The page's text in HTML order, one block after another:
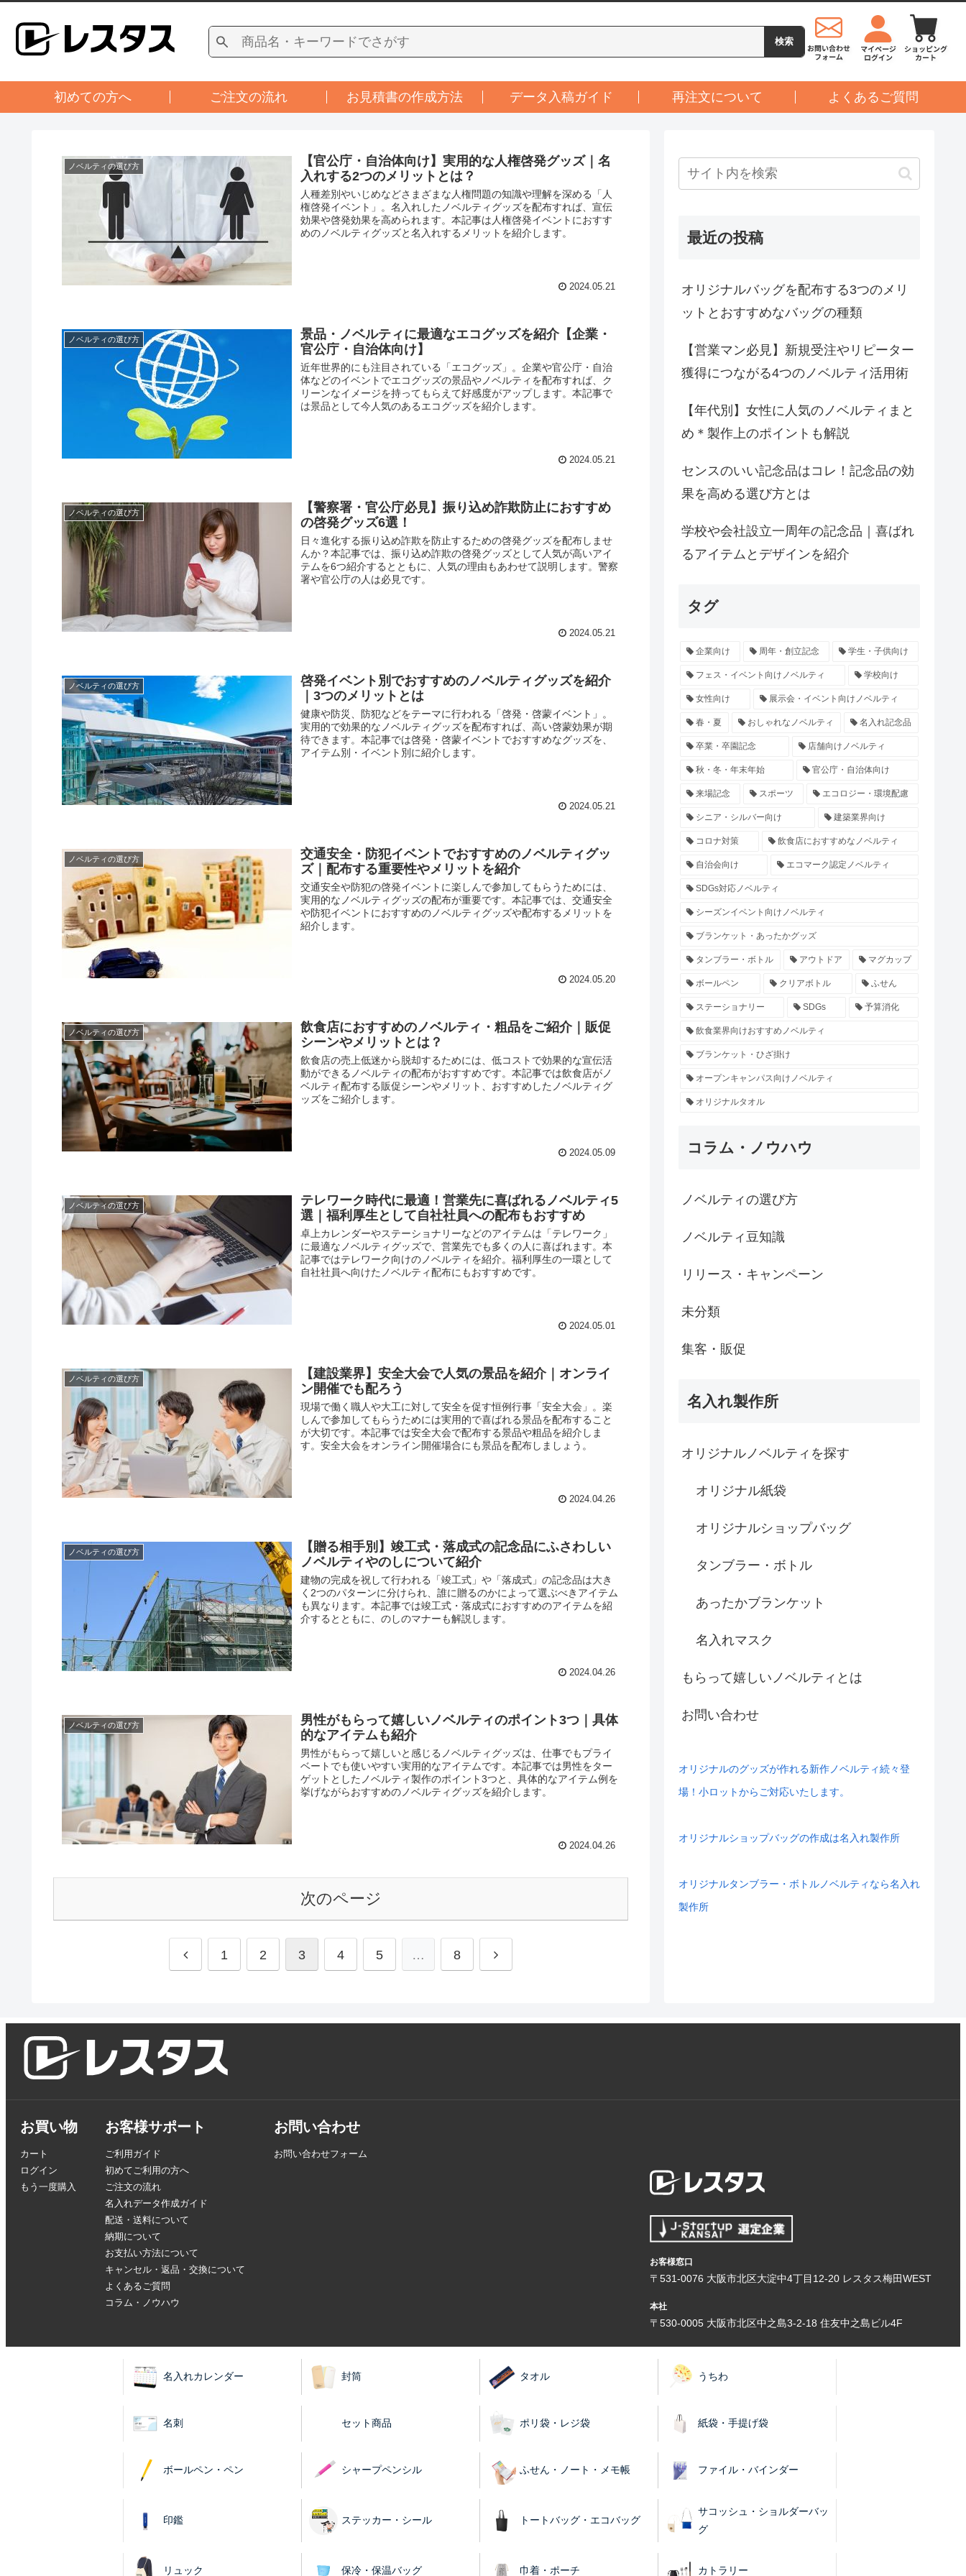
初めての方へ ご注文の流れ お見積書の作成方法 データ入稿ガイド 再注文について よくあるご質問
ノベルティの選び方
【官公庁・自治体向け】実用的な人権啓発グッズ｜名
入れする2つのメリットとは？
人種差別やいじめなどさまざまな人権問題の知識や理解を深める「人
権啓発イベント」。名入れしたノベルティグッズを配布すれば、宣伝
効果や啓発効果を高められます。本記事は人権啓発イベントにおすす
めのノベルティグッズと名入れするメリットを紹介します。
2024.05.21
ノベルティの選び方
景品・ノベルティに最適なエコグッズを紹介【企業・
官公庁・自治体向け】
近年世界的にも注目されている「エコグッズ」。企業や官公庁・自治
体などのイベントでエコグッズの景品やノベルティを配布すれば、ク
リーンなイメージを持ってもらえて好感度がアップします。本記事で
は景品として今人気のあるエコグッズを紹介します。
2024.05.21
ノベルティの選び方
【警察署・官公庁必見】振り込め詐欺防止におすすめ
の啓発グッズ6選！
日々進化する振り込め詐欺を防止するための啓発グッズを配布しませ
んか？本記事では、振り込め詐欺の啓発グッズとして人気が高いアイ
テムを6つ紹介するとともに、人気の理由もあわせて説明します。警察
署や官公庁の人は必見です。
2024.05.21
ノベルティの選び方
啓発イベント別でおすすめのノベルティグッズを紹介
｜3つのメリットとは
健康や防災、防犯などをテーマに行われる「啓発・啓蒙イベント」。
実用的で効果的なノベルティグッズを配布すれば、高い啓蒙効果が期
待できます。本記事では啓発・啓蒙イベントでおすすめなグッズを、
アイテム別・イベント別に紹介します。
2024.05.21
ノベルティの選び方
交通安全・防犯イベントでおすすめのノベルティグッ
ズ｜配布する重要性やメリットを紹介
交通安全や防犯の啓発イベントに楽しんで参加してもらうためには、
実用的なノベルティグッズの配布が重要です。本記事では、交通安全
や防犯イベントにおすすめのノベルティグッズや配布するメリットを
紹介します。
2024.05.20
ノベルティの選び方
飲食店におすすめのノベルティ・粗品をご紹介｜販促
シーンやメリットとは？
飲食店の売上低迷から脱却するためには、低コストで効果的な宣伝活
動ができるノベルティの配布がおすすめです。本記事では飲食店がノ
ベルティ配布する販促シーンやメリット、おすすめしたノベルティグ
ッズをご紹介します。
2024.05.09
ノベルティの選び方
テレワーク時代に最適！営業先に喜ばれるノベルティ5
選｜福利厚生として自社社員への配布もおすすめ
卓上カレンダーやステーショナリーなどのアイテムは「テレワーク」
に最適なノベルティグッズで、営業先でも多くの人に喜ばれます。本
記事ではテレワーク向けのノベルティを紹介。福利厚生の一環として
自社社員へ向けたノベルティ配布にもおすすめです。
2024.05.01
ノベルティの選び方
【建設業界】安全大会で人気の景品を紹介｜オンライ
ン開催でも配ろう
現場で働く職人や大工に対して安全を促す恒例行事「安全大会」。楽
しんで参加してもらうためには実用的で喜ばれる景品を配布すること
が大切です。本記事では安全大会で配布する景品や粗品を紹介しま
す。安全大会をオンライン開催場合にも景品を配布しましょう。
2024.04.26
ノベルティの選び方
【贈る相手別】竣工式・落成式の記念品にふさわしい
ノベルティやのしについて紹介
建物の完成を祝して行われる「竣工式」や「落成式」の記念品は大き
く2つのパターンに分けられ、誰に贈るのかによって選ぶべきアイテム
も異なります。本記事では竣工式・落成式におすすめのアイテムを紹
介するとともに、のしのマナーも解説します。
2024.04.26
ノベルティの選び方
男性がもらって嬉しいノベルティのポイント3つ｜具体
的なアイテムも紹介
男性がもらって嬉しいと感じるノベルティグッズは、仕事でもプライ
ベートでも使いやすい実用的なアイテムです。本記事では男性をター
ゲットとしたノベルティ製作のポイント3つと、具体的なアイテム例を
挙げながらおすすめのノベルティグッズを紹介します。
2024.04.26
次のページ
1 2 3 4 5 … 8
最近の投稿
オリジナルバッグを配布する3つのメリ
ットとおすすめなバッグの種類
【営業マン必見】新規受注やリピーター
獲得につながる4つのノベルティ活用術
【年代別】女性に人気のノベルティまと
め＊製作上のポイントも解説
センスのいい記念品はコレ！記念品の効
果を高める選び方とは
学校や会社設立一周年の記念品｜喜ばれ
るアイテムとデザインを紹介
タグ
企業向け 周年・創立記念 学生・子供向け
フェス・イベント向けノベルティ 学校向け
女性向け 展示会・イベント向けノベルティ
春・夏 おしゃれなノベルティ 名入れ記念品
卒業・卒園記念 店舗向けノベルティ
秋・冬・年末年始 官公庁・自治体向け
来場記念 スポーツ エコロジー・環境配慮
シニア・シルバー向け 建築業界向け
コロナ対策 飲食店におすすめなノベルティ
自治会向け エコマーク認定ノベルティ
SDGs対応ノベルティ
シーズンイベント向けノベルティ
ブランケット・あったかグッズ
タンブラー・ボトル アウトドア マグカップ
ボールペン クリアボトル ふせん
ステーショナリー SDGs 予算消化
飲食業界向けおすすめノベルティ
ブランケット・ひざ掛け
オープンキャンパス向けノベルティ
オリジナルタオル
コラム・ノウハウ
ノベルティの選び方
ノベルティ豆知識
リリース・キャンペーン
未分類
集客・販促
名入れ製作所
オリジナルノベルティを探す
オリジナル紙袋
オリジナルショップバッグ
タンブラー・ボトル
あったかブランケット
名入れマスク
もらって嬉しいノベルティとは
お問い合わせ
オリジナルのグッズが作れる新作ノベルティ続々登
場！小ロットからご対応いたします。
オリジナルショップバッグの作成は名入れ製作所
オリジナルタンブラー・ボトルノベルティなら名入れ
製作所
お買い物
カート
ログイン
もう一度購入
お客様サポート
ご利用ガイド
初めてご利用の方へ
ご注文の流れ
名入れデータ作成ガイド
配送・送料について
納期について
お支払い方法について
キャンセル・返品・交換について
よくあるご質問
コラム・ノウハウ
お問い合わせ
お問い合わせフォーム
お客様窓口
〒531-0076 大阪市北区大淀中4丁目12-20 レスタス梅田WEST
本社
〒530-0005 大阪市北区中之島3-2-18 住友中之島ビル4F
名入れカレンダー 封筒 タオル うちわ
名刺 セット商品 ポリ袋・レジ袋 紙袋・手提げ袋
ボールペン・ペン シャープペンシル ふせん・ノート・メモ帳 ファイル・バインダー
印鑑 ステッカー・シール トートバッグ・エコバッグ
サコッシュ・ショルダーバッ
グ
リュック 保冷・保温バッグ 巾着・ポーチ カトラリー